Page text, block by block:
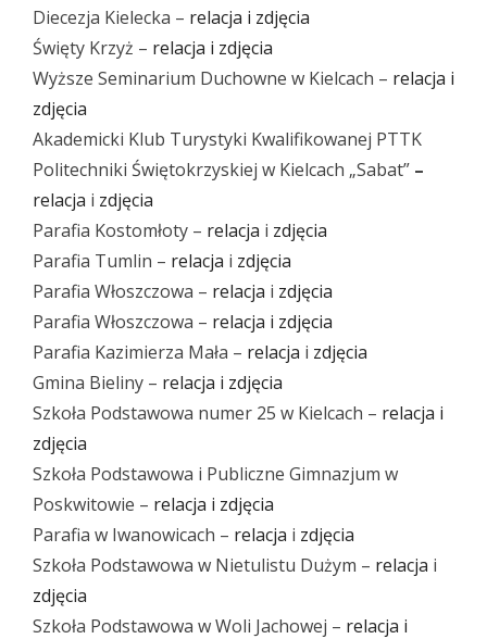
Diecezja Kielecka – relacja i zdjęcia
Święty Krzyż – relacja i zdjęcia
Wyższe Seminarium Duchowne w Kielcach – relacja i
zdjęcia
Akademicki Klub Turystyki Kwalifikowanej PTTK
Politechniki Świętokrzyskiej w Kielcach „Sabat” –
relacja i zdjęcia
Parafia Kostomłoty – relacja i zdjęcia
Parafia Tumlin – relacja i zdjęcia
Parafia Włoszczowa – relacja i zdjęcia
Parafia Włoszczowa – relacja i zdjęcia
Parafia Kazimierza Mała – relacja i zdjęcia
Gmina Bieliny – relacja i zdjęcia
Szkoła Podstawowa numer 25 w Kielcach – relacja i
zdjęcia
Szkoła Podstawowa i Publiczne Gimnazjum w
Poskwitowie – relacja i zdjęcia
Parafia w Iwanowicach – relacja i zdjęcia
Szkoła Podstawowa w Nietulistu Dużym – relacja i
zdjęcia
Szkoła Podstawowa w Woli Jachowej – relacja i